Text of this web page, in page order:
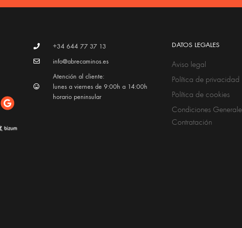
+34 644 77 37 13
info@abrecaminos.es
Atención al cliente:
lunes a viernes de 9:00h a 14:00h
horario peninsular
DATOS LEGALES
Aviso legal
Política de privacidad
Política de cookies
Condiciones
Contratación